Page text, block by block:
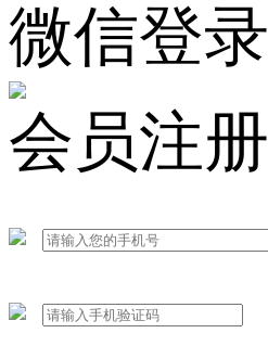
微信登录
会员注册